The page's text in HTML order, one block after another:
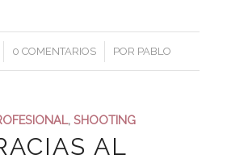
0 COMENTARIOS
/ POR PABLO
,SHOOTING
AL